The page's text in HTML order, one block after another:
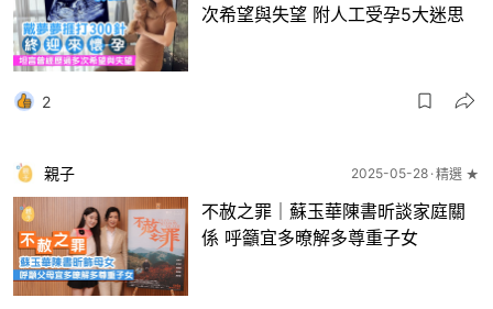
次希望與失望 附人工受孕5大迷思
2
親子 2025-05-28 精選 ★
不赦之罪｜蘇玉華陳書昕談家庭關
係 呼籲宜多暸解多尊重子女